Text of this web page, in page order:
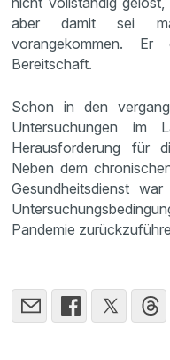
aber damit sei
vorangekommen.
Bereitschaft.
Schon in den
Untersuchungen im
Herausforderung für
Neben dem
Gesundheitsdienst
Pandemie